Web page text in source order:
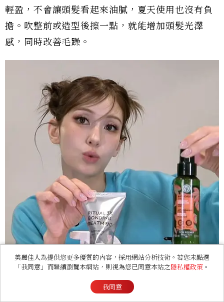
輕盈，不會讓頭髮看起來油膩，夏天使用也沒有負
擔。吹整前或造型後擦一點，就能增加頭髮光澤
感，同時改善毛躁。
美麗佳人為提供您更多優質的內容，採用網站分析技術。若您未點選
「我同意」而繼續瀏覽本網站，則視為您已同意本站之隱私權政策 。
我同意